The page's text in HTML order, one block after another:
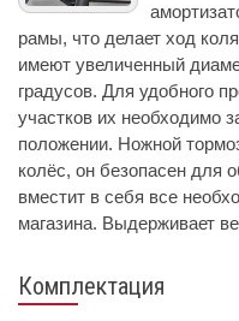
рамы, что делает ход
имеют увеличенный
градусов. Для удобного
участков их необходимо
положении. Ножной
колёс, он безопасен для
вместит в себя все
магазина. Выдерживает
Комплектация